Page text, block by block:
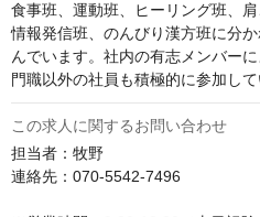
食事班、運動班、ヒーリング班、
情報発信班、のんびり漢方班に分
んでいます。社内の有志メンバー
門職以外の社員も積極的に参加して
この求人に関するお問い合わせ
担当者：牧野
連絡先：070-5542-7496